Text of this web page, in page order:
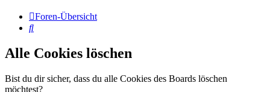
Foren-Übersicht
Suche
Alle Cookies löschen
Bist du dir sicher, dass du alle Cookies des Boards löschen
möchtest?